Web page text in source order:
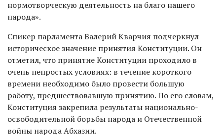
нормотворческую деятельность на благо нашего
народа».
Спикер парламента Валерий Кварчия подчеркнул
историческое значение принятия Конституции. Он
отметил, что принятие Конституции проходило в
очень непростых условиях: в течение короткого
времени необходимо было провести большую
работу, предшествовавшую принятию. По его словам,
Конституция закрепила результаты национально-
освободительной борьбы народа и Отечественной
войны народа Абхазии.